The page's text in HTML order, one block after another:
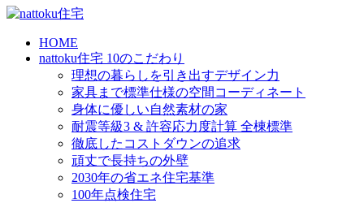
HOME
nattoku住宅 10のこだわり
理想の暮らしを引き出すデザイン力
家具まで標準仕様の空間コーディネート
身体に優しい自然素材の家
耐震等級3 & 許容応力度計算 全棟標準
徹底したコストダウンの追求
頑丈で長持ちの外壁
2030年の省エネ住宅基準
100年点検住宅